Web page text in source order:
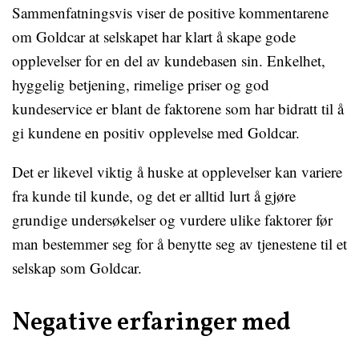
Sammenfatningsvis viser de positive kommentarene
om Goldcar at selskapet har klart å skape gode
opplevelser for en del av kundebasen sin. Enkelhet,
hyggelig betjening, rimelige priser og god
kundeservice er blant de faktorene som har bidratt til å
gi kundene en positiv opplevelse med Goldcar.
Det er likevel viktig å huske at opplevelser kan variere
fra kunde til kunde, og det er alltid lurt å gjøre
grundige undersøkelser og vurdere ulike faktorer før
man bestemmer seg for å benytte seg av tjenestene til et
selskap som Goldcar.
Negative erfaringer med